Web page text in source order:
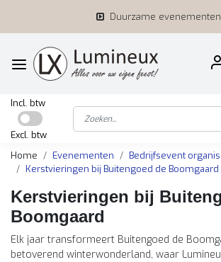
Duurzame evenementen
Incl. btw
Excl. btw
Home
Evenementen
Bedrijfsevent
Kerstvieringen bij Buitengoed de Boomgaard
Kerstvieringen bij
Boomgaard
Elk jaar transformeert Buitengoed de
betoverend winterwonderland, waar